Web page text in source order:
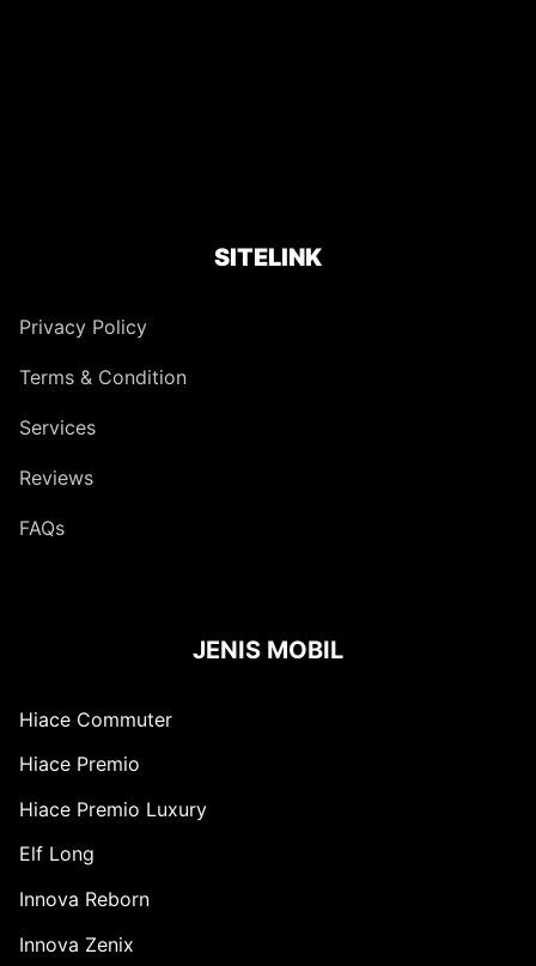
SITELINK
Privacy Policy
Terms & Condition
Services
Reviews
FAQs
JENIS MOBIL
Hiace Commuter
Hiace Premio
Hiace Premio Luxury
Elf Long
Innova Reborn
Innova Zenix